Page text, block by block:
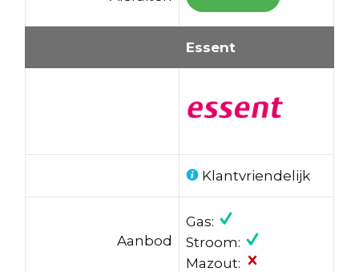
Essent
Klantvriendelijk
Aanbod
Gas:
Stroom:
Mazout: